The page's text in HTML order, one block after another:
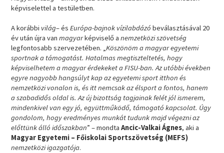
képviselettel a testületben.
A korábbi világ– ésEurópa-bajnok vízilabdázóbeválasztásával 20
év után újra vanmagyarképviselő anemzetközi szövetség
legfontosabb szervezetében. „Köszönöm a magyar egyetemi
sportnak a támogatást. Hatalmas megtiszteltetés, hogy
képviselhetem a magyar érdekeket a FISU-ban. Az utóbbi években
egyre nagyobb hangsúlyt kap az egyetemi sport itthon és
nemzetközi vonalon is, és itt nemcsak az élsport a fontos, hanem
a szabadidős oldal is. Az új bizottság tagjainak felét jól ismerem,
mindenkivel van egy jó, együttműködő, támogató kapcsolat. Úgy
gondolom, hogy eredményes munkát tudunk majd végezni az
előttünk álló időszakban” – mondtaAncic-Valkai Ágnes, aki a
Magyar Egyetemi – Főiskolai Sportszövetség (MEFS)
nemzetközi igazgatója.